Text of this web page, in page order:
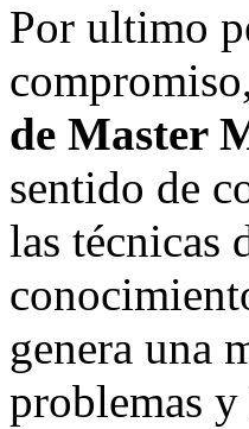
Por ultimo
de Master
sentido de
las técnicas
genera una
problemas